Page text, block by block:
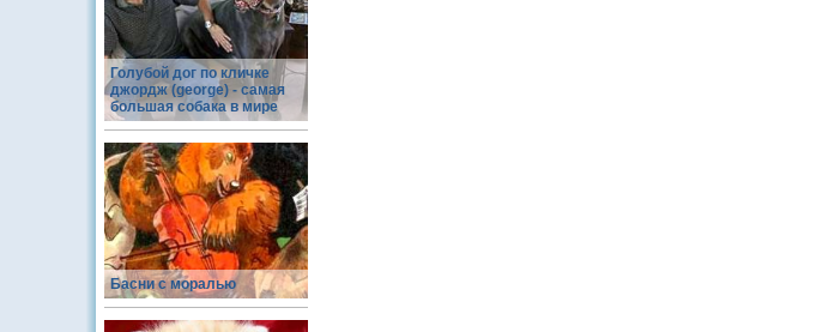
Голубой дог по кличке
джордж (george) - самая
большая собака в мире
Басни с моралью